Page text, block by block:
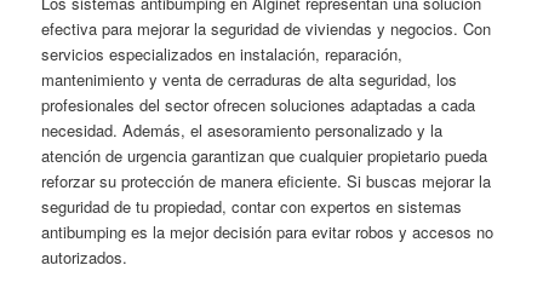
efectiva para mejorar la seguridad de viviendas y negocios. Con
servicios especializados en instalación, reparación,
mantenimiento y venta de cerraduras de alta seguridad, los
profesionales del sector ofrecen soluciones adaptadas a cada
necesidad. Además, el asesoramiento personalizado y la
atención de urgencia garantizan que cualquier propietario pueda
reforzar su protección de manera eficiente. Si buscas mejorar la
seguridad de tu propiedad, contar con expertos en sistemas
antibumping es la mejor decisión para evitar robos y accesos no
autorizados.